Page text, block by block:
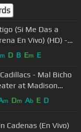
(Si Me Das a
En Vivo) (HD) -
Bemba
m D B Em E
- Mal Bicho
at Madison
m Dm Ab E D
Cadenas (En Vivo)